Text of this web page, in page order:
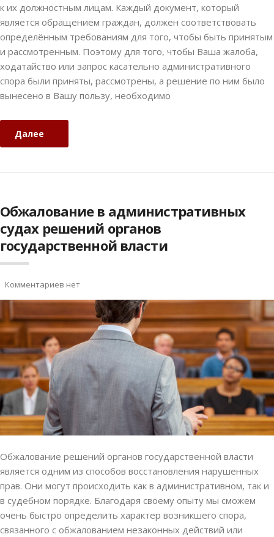
к их должностным лицам. Каждый документ, который
является обращением граждан, должен соответствовать
определённым требованиям для того, чтобы быть принятым
и рассмотренным. Поэтому для того, чтобы Ваша жалоба,
ходатайство или запрос касательно административного
спора были приняты, рассмотрены, а решение по ним было
вынесено в Вашу пользу, необходимо
Далее
Обжалование в административных
судах решений органов
государственной власти
Комментариев нет
Обжалование решений органов государственной власти
является одним из способов восстановления нарушенных
прав. Они могут происходить как в административном, так и
в судебном порядке. Благодаря своему опыту мы сможем
очень быстро определить характер возникшего спора,
связанного с обжалованием незаконных действий или